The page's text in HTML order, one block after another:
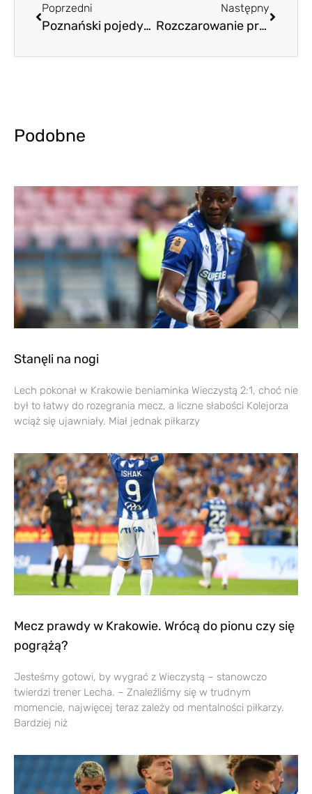
Poprzedni
Poznański pojedynek duńskich trenerów
Następny
Rozczarowanie przy Bułgarskiej. Odzyskane prowadzenie uciekło tuż przed końcem
Podobne
Stanęli na nogi
Lech pokonał w Krakowie beniaminka Wieczystą 2:1, choć nie
był to łatwy do rozegrania mecz, a liczne słabości Kolejorza
wciąż się ujawniały. Miał jednak piłkarzy
Mecz prawdy w Krakowie. Wrócą do pionu czy się
pogrążą?
Jesteśmy gotowi, by wygrać z Wieczystą – stanowczo
twierdzi trener Lecha. – Znaleźliśmy się w trudnym
momencie, najwięcej teraz zależy od mentalności piłkarzy.
Bardziej niż